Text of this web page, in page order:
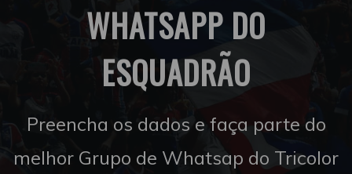
WHATSAPP DO
ESQUADRÃO
Preencha os dados e faça parte do
melhor Grupo de Whatsap do Tricolor